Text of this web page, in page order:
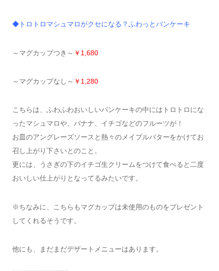
◆トロトロマシュマロがクセになる？ふわっとパンケーキ
～マグカップつき～ ￥1,680
～マグカップなし～ ￥1,280
こちらは、ふわふわおいしいパンケーキの中にはトロトロにな
ったマシュマロや、バナナ、イチゴなどのフルーツが！
お皿のアングレーズソースと熱々のメイプルバターをかけてお
召し上がり下さいとのこと。
更には、うさぎの下のイチゴ生クリームをつけて食べると二度
おいしい仕上がりとなってるみたいです。
※ちなみに、こちらもマグカップは未使用のものをプレゼント
してくれるそうです。
他にも、まだまだデザートメニューはあります。